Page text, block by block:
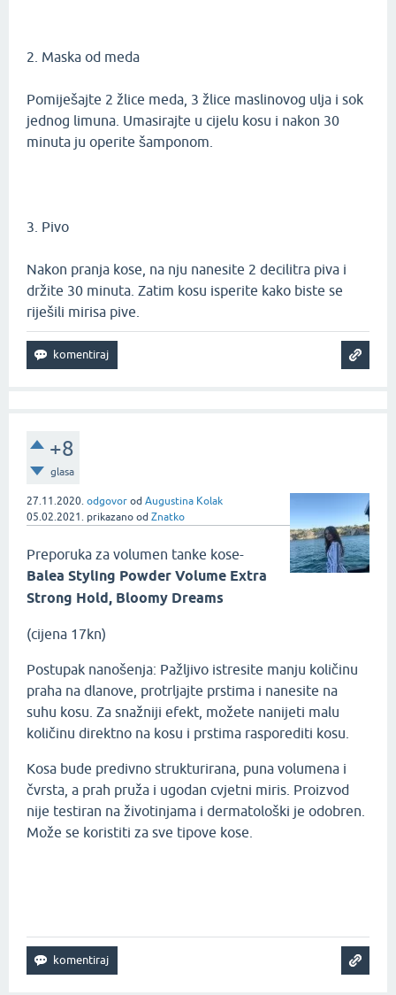
2. Maska od meda
Pomiješajte 2 žlice meda, 3 žlice maslinovog ulja i sok
jednog limuna. Umasirajte u cijelu kosu i nakon 30
minuta ju operite šamponom.
3. Pivo
Nakon pranja kose, na nju nanesite 2 decilitra piva i
držite 30 minuta. Zatim kosu isperite kako biste se
riješili mirisa pive.
+8
glasa
27.11.2020. odgovor od Augustina Kolak
05.02.2021. prikazano od Znatko
Preporuka za volumen tanke kose-
Balea Styling Powder Volume Extra
Strong Hold, Bloomy Dreams
(cijena 17kn)
Postupak nanošenja: Pažljivo istresite manju količinu
praha na dlanove, protrljajte prstima i nanesite na
suhu kosu. Za snažniji efekt, možete nanijeti malu
količinu direktno na kosu i prstima rasporediti kosu.
Kosa bude predivno strukturirana, puna volumena i
čvrsta, a prah pruža i ugodan cvjetni miris. Proizvod
nije testiran na životinjama i dermatološki je odobren.
Može se koristiti za sve tipove kose.